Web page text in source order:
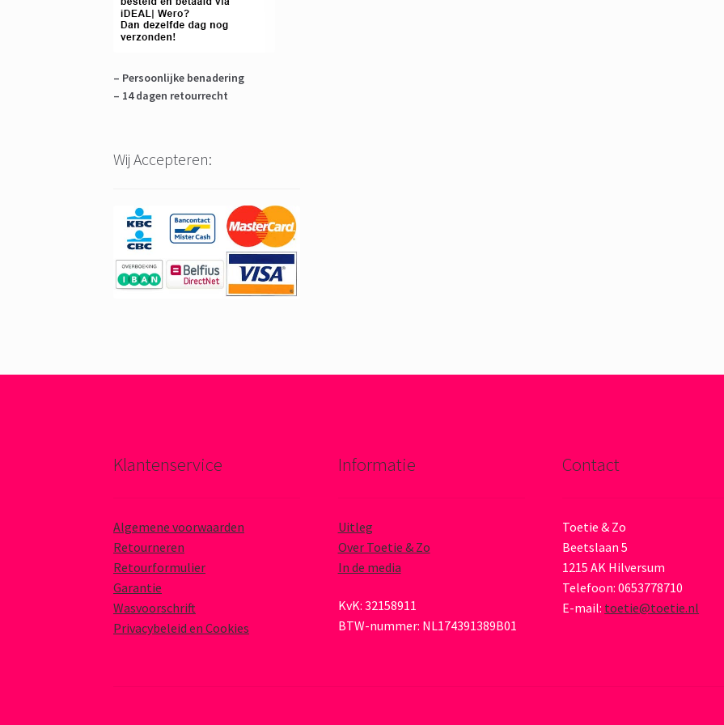
– Persoonlijke benadering
– 14 dagen retourrecht
Wij Accepteren:
Klantenservice
Algemene voorwaarden
Retourneren
Retourformulier
Garantie
Wasvoorschrift
Privacybeleid en Cookies
Informatie
Uitleg
Over Toetie & Zo
In de media
KvK: 32158911
BTW-nummer: NL174391389B01
Contact
Toetie & Zo
Beetslaan 5
1215 AK Hilversum
Telefoon: 0653778710
E-mail: toetie@toetie.nl